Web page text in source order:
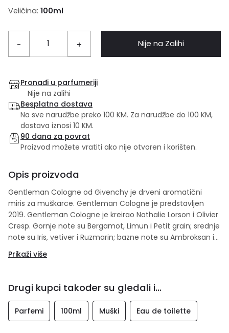
Veličina: 100ml
- + Nije na Zalihi
Pronađi u parfumeriji
Nije na zalihi
Besplatna dostava
Na sve narudžbe preko 100 KM. Za narudžbe do 100 KM,
dostava iznosi 10 KM.
90 dana za povrat
Proizvod možete vratiti ako nije otvoren i korišten.
Opis proizvoda
Gentleman Cologne od Givenchy je drveni aromatični
miris za muškarce. Gentleman Cologne je predstavljen
2019. Gentleman Cologne je kreirao Nathalie Lorson i Olivier
Cresp. Gornje note su Bergamot, Limun i Petit grain; srednje
note su Iris, vetiver i Ruzmarin; bazne note su Ambroksan i
Prikaži više
Drugi kupci također su gledali i...
Parfemi 100ml Muški Eau de toilette